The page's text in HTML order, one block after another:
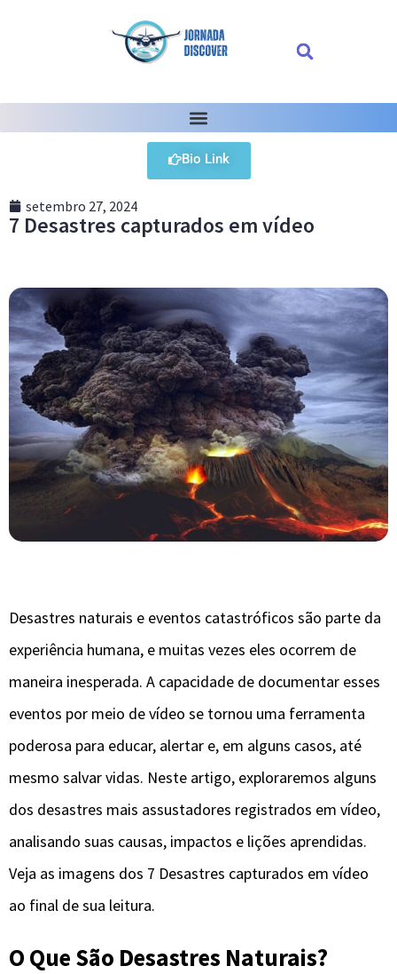
Bio Link
setembro 27, 2024
7 Desastres capturados em vídeo
Desastres naturais e eventos catastróficos são parte da
experiência humana, e muitas vezes eles ocorrem de
maneira inesperada. A capacidade de documentar esses
eventos por meio de vídeo se tornou uma ferramenta
poderosa para educar, alertar e, em alguns casos, até
mesmo salvar vidas. Neste artigo, exploraremos alguns
dos desastres mais assustadores registrados em vídeo,
analisando suas causas, impactos e lições aprendidas.
Veja as imagens dos 7 Desastres capturados em vídeo
ao final de sua leitura.
O Que São Desastres Naturais?